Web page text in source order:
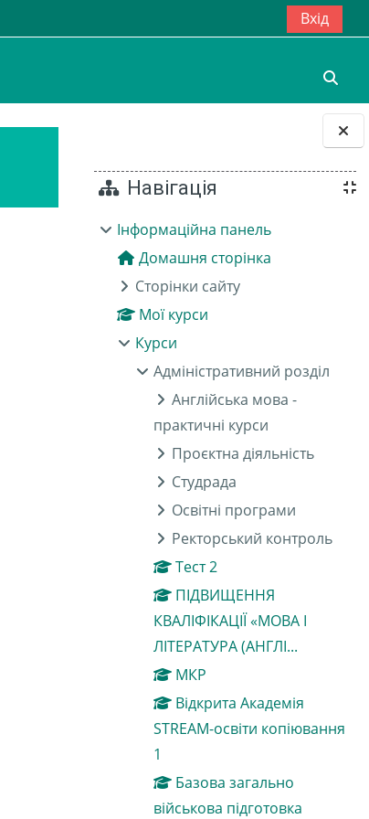
БлокиНавігація
Інформаційна панель
Домашня сторінка
Сторінки сайту
Мої курси
Курси
Адміністративний розділ
Англійська мова -
практичні курси
Проєктна діяльність
Студрада
Освітні програми
Ректорський контроль
Тест 2
ПІДВИЩЕННЯ
КВАЛІФІКАЦІЇ «МОВА І
ЛІТЕРАТУРА (АНГЛІ...
МКР
Відкрита Академія
STREAM-освіти копіювання
1
Базова загально
військова підготовка
Вхід